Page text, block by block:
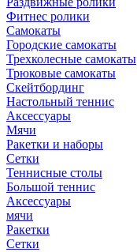
Фитнес ролики
Самокаты
Городские самокаты
Трехколесные самокаты
Трюковые самокаты
Скейтбординг
Настольный теннис
Аксессуары
Мячи
Ракетки и наборы
Сетки
Теннисные столы
Большой теннис
Аксессуары
мячи
Ракетки
Сетки